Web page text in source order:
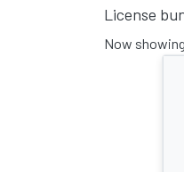
License
Now showing